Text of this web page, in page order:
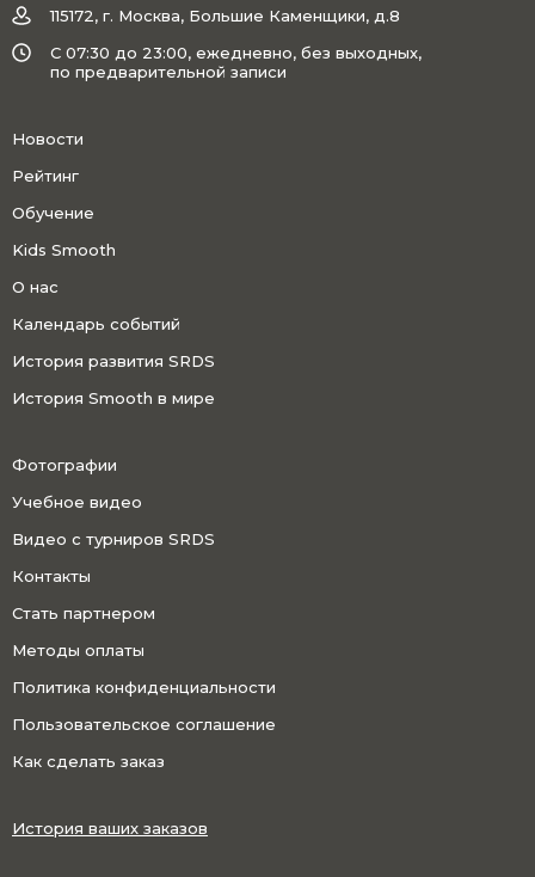
115172, г. Москва, Большие Каменщики, д.8
C 07:30 до 23:00, ежедневно, без выходных,
по предварительной записи
Новости
Рейтинг
Обучение
Kids Smooth
О нас
Календарь событий
История развития SRDS
История Smooth в мире
Фотографии
Учебное видео
Видео с турниров SRDS
Контакты
Стать партнером
Методы оплаты
Политика конфиденциальности
Пользовательское соглашение
Как сделать заказ
История ваших заказов